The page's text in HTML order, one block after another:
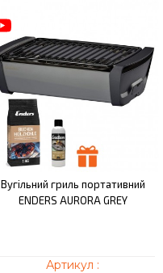
Вугільний гриль портативний
ENDERS AURORA GREY
Артикул :